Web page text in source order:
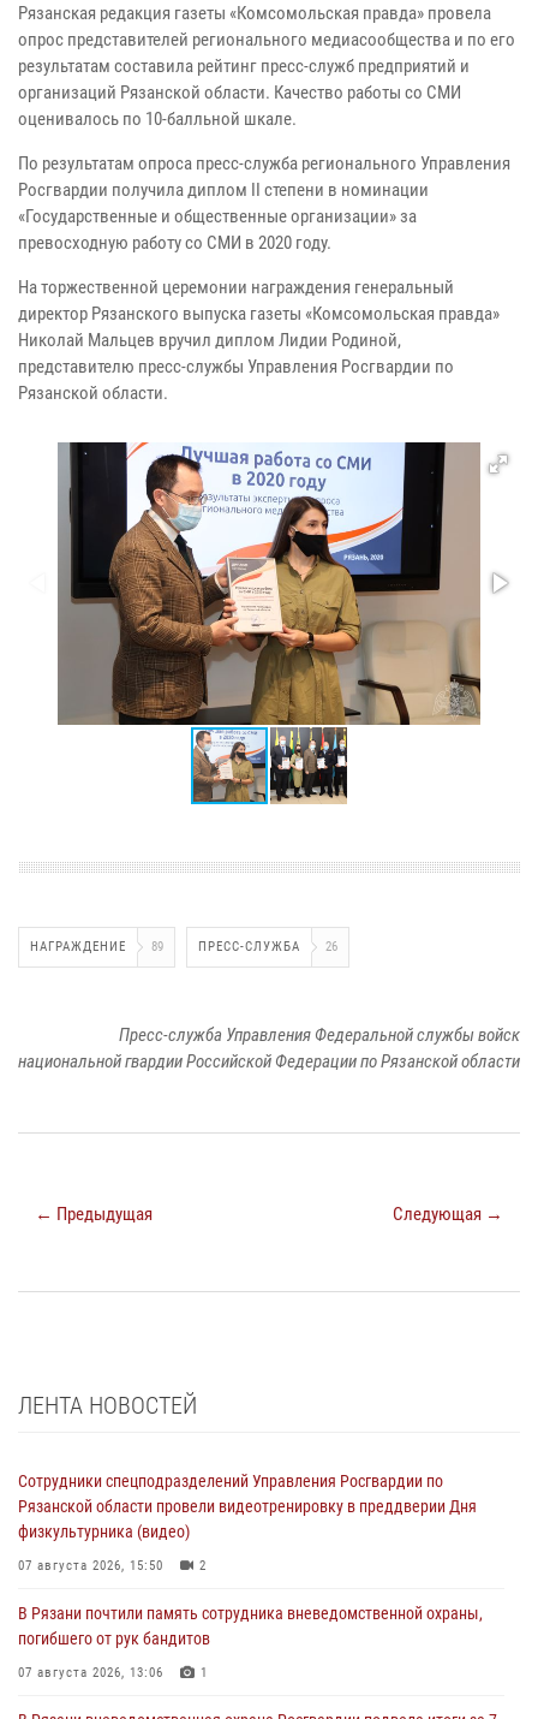
Рязанская редакция газеты «Комсомольская правда» провела
опрос представителей регионального медиасообщества и по его
результатам составила рейтинг пресс-служб предприятий и
организаций Рязанской области. Качество работы со СМИ
оценивалось по 10-балльной шкале.
По результатам опроса пресс-служба регионального Управления
Росгвардии получила диплом II степени в номинации
«Государственные и общественные организации» за
превосходную работу со СМИ в 2020 году.
На торжественной церемонии награждения генеральный
директор Рязанского выпуска газеты «Комсомольская правда»
Николай Мальцев вручил диплом Лидии Родиной,
представителю пресс-службы Управления Росгвардии по
Рязанской области.
НАГРАЖДЕНИЕ 89 ПРЕСС-СЛУЖБА 26
Пресс-служба Управления Федеральной службы войск
национальной гвардии Российской Федерации по Рязанской области
← Предыдущая Следующая →
ЛЕНТА НОВОСТЕЙ
Сотрудники спецподразделений Управления Росгвардии по
Рязанской области провели видеотренировку в преддверии Дня
физкультурника (видео)
07 августа 2026, 15:50 2
В Рязани почтили память сотрудника вневедомственной охраны,
погибшего от рук бандитов
07 августа 2026, 13:06 1